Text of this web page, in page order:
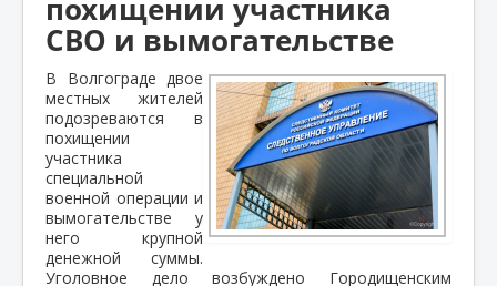
похищении участника
СВО и вымогательстве
В Волгограде двое
местных жителей
подозреваются в
похищении
участника
специальной
военной операции и
вымогательстве у
него крупной
денежной суммы.
Уголовное дело возбуждено Городищенским